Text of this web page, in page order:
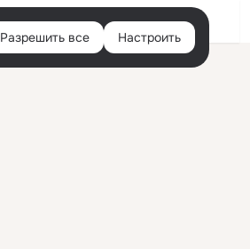
Войти
Разрешить все Настроить